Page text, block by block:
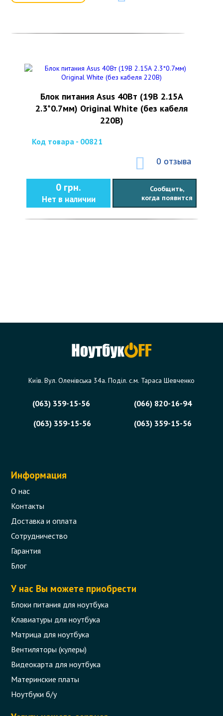
Блок питания Asus 40Вт (19В 2.15А
2.3*0.7мм) Original White (без кабеля
220В)
Код товара - 00821
0 отзыва
0 грн.
Нет в наличии
Сообщить,
когда появится
Київ. Вул. Оленівська 34а. Поділ. с.м. Тараса Шевченко
(063) 359-15-56
(066) 820-16-94
(063) 359-15-56
(063) 359-15-56
Информация
О нас
Контакты
Доставка и оплата
Сотрудничество
Гарантия
Блог
У нас Вы можете приобрести
Блоки питания для ноутбука
Клавиатуры для ноутбука
Матрица для ноутбука
Вентиляторы (кулеры)
Видеокарта для ноутбука
Материнские платы
Ноутбуки б/у